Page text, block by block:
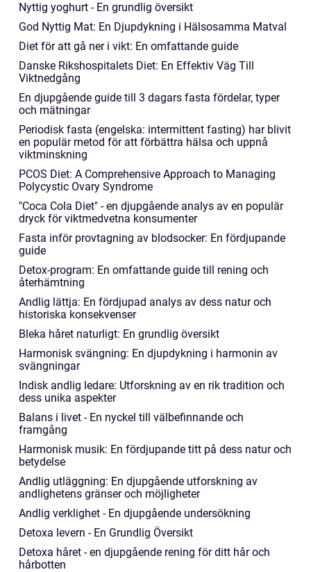
Nyttig yoghurt - En grundlig översikt
God Nyttig Mat: En Djupdykning i Hälsosamma Matval
Diet för att gå ner i vikt: En omfattande guide
Danske Rikshospitalets Diet: En Effektiv Väg Till
Viktnedgång
En djupgående guide till 3 dagars fasta fördelar, typer
och mätningar
Periodisk fasta (engelska: intermittent fasting) har blivit
en populär metod för att förbättra hälsa och uppnå
viktminskning
PCOS Diet: A Comprehensive Approach to Managing
Polycystic Ovary Syndrome
"Coca Cola Diet" - en djupgående analys av en populär
dryck för viktmedvetna konsumenter
Fasta inför provtagning av blodsocker: En fördjupande
guide
Detox-program: En omfattande guide till rening och
återhämtning
Andlig lättja: En fördjupad analys av dess natur och
historiska konsekvenser
Bleka håret naturligt: En grundlig översikt
Harmonisk svängning: En djupdykning i harmonin av
svängningar
Indisk andlig ledare: Utforskning av en rik tradition och
dess unika aspekter
Balans i livet - En nyckel till välbefinnande och
framgång
Harmonisk musik: En fördjupande titt på dess natur och
betydelse
Andlig utläggning: En djupgående utforskning av
andlighetens gränser och möjligheter
Andlig verklighet - En djupgående undersökning
Detoxa levern - En Grundlig Översikt
Detoxa håret - en djupgående rening för ditt hår och
hårbotten